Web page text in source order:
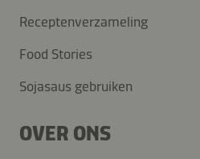
Receptenverzameling
Food Stories
Sojasaus gebruiken
OVER ONS